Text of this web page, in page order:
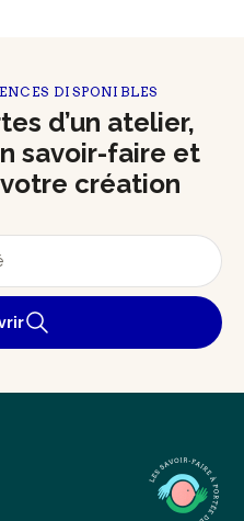
DISPONIBLES
d’un atelier,
savoir-faire et
création